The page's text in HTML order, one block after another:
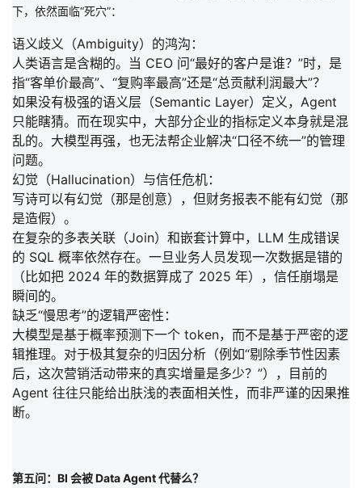
下，依然面临“死穴”：
语义歧义（Ambiguity）的鸿沟：
人类语言是含糊的。当 CEO 问“最好的客户是谁？”时，是
指“客单价最高”、“复购率最高”还是“总贡献利润最大”？
如果没有极强的语义层 （Semantic Layer） 定义，Agent
只能瞎猜。而在现实中，大部分企业的指标定义本身就是混
乱的。大模型再强，也无法帮企业解决“口径不统一”的管理
问题。
幻觉（Hallucination）与信任危机：
写诗可以有幻觉（那是创意），但财务报表不能有幻觉（那
是造假）。
在复杂的多表关联（Join）和嵌套计算中，LLM 生成错误
的 SQL 概率依然存在。一旦业务人员发现一次数据是错的
（比如把 2024 年的数据算成了 2025 年）， 信任崩塌是
瞬间的。
缺乏“慢思考”的逻辑严密性：
大模型是基于概率预测下一个 token，而不是基于严密的逻
辑推理。对于极其复杂的归因分析（例如“剔除季节性因素
后，这次营销活动带来的真实增量是多少？”），目前的
Agent 往往只能给出肤浅的表面相关性，而非严谨的因果推
断。
第五问：BI 会被 Data Agent 代替么？